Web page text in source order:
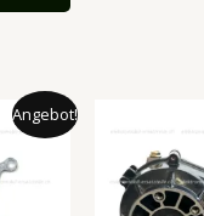
Angebot!
Aktueller
Preis
ist:
CHF.